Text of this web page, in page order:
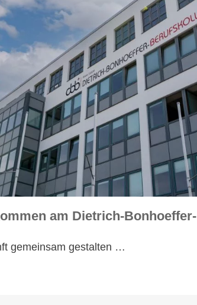
am Dietrich-Bonhoeffer-
gemeinsam gestalten …